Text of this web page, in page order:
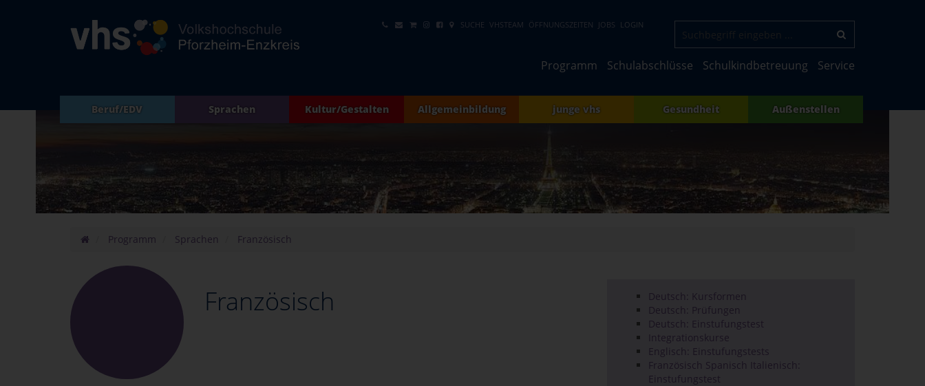
SUCHE VHSTEAM ÖFFNUNGSZEITEN JOBS LOGIN
Programm Schulabschlüsse Schulkindbetreuung Service
Beruf/EDV Sprachen Kultur/Gestalten Allgemeinbildung junge vhs Gesundheit Außenstellen
Programm Sprachen Französisch
Französisch
Deutsch: Kursformen
Deutsch: Prüfungen
Deutsch: Einstufungstest
Integrationskurse
Englisch: Einstufungstests
Französisch Spanisch Italienisch:
Einstufungstest